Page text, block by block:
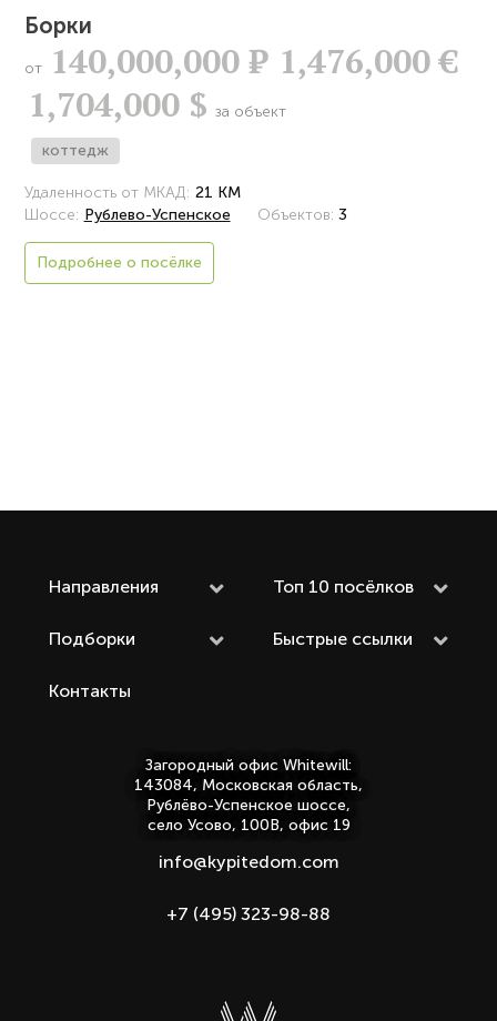
Борки
от 140,000,000Р 1,476,000 €
1,704,000 $ за объект
коттедж
Удаленность от МКАД: 21 КМ
Шоссе: Рублево-Успенское Объектов: 3
Подробнее о посёлке
Направления Топ 10 посёлков
Подборки Быстрые ссылки
Контакты
Загородный офис Whitewill:
143084, Московская область,
Рублёво-Успенское шоссе,
село Усово, 100В, офис 19
info@kypitedom.com
+7 (495) 323-98-88